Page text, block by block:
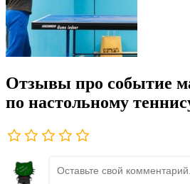
Отзывы про событие
по настольному